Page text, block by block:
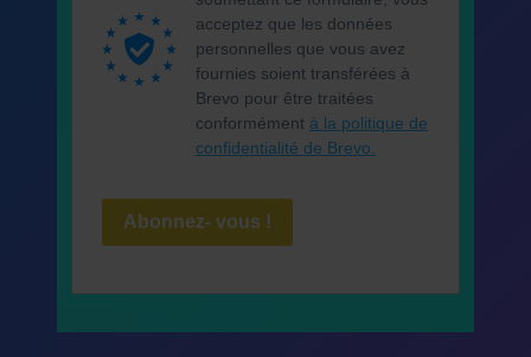
acceptez que les données
personnelles que vous avez
fournies soient transférées à
Brevo pour être traitées
conformément à la politique de
confidentialité de Brevo.
Abonnez- vous !